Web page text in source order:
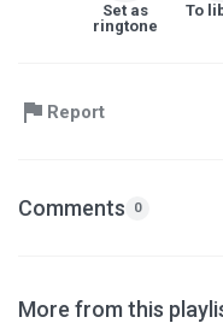
Set as
ringtone
To
Report
Comments 0
More from this